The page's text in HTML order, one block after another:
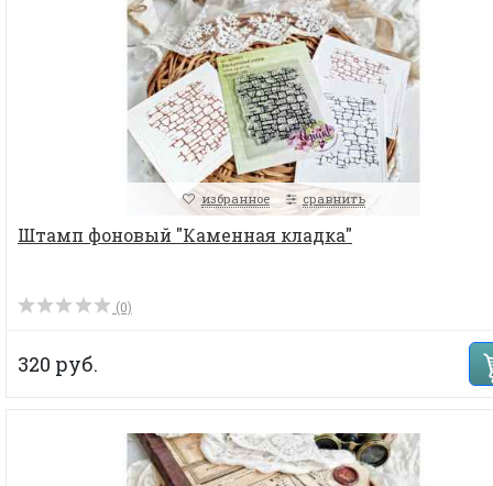
избранное сравнить
Штамп фоновый "Каменная кладка"
(0)
320 руб.